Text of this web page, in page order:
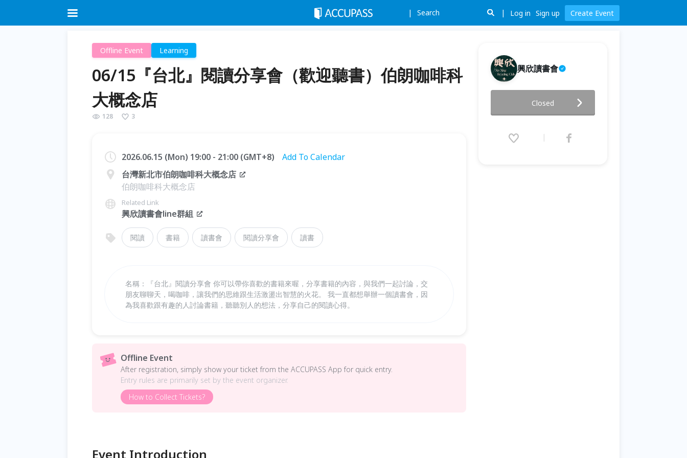
Search Log in Sign up Create Event
Offline Event Learning
06/15『台北』閱讀分享會（歡迎聽書）伯朗咖啡科
大概念店
128 3
2026.06.15 (Mon) 19:00 - 21:00 (GMT+8)
Add To Calendar
台灣新北市伯朗咖啡科大概念店
伯朗咖啡科大概念店
Related Link
興欣讀書會line群組
閱讀 書籍 讀書會 閱讀分享會 讀書
名稱：『台北』閱讀分享會 你可以帶你喜歡的書籍來喔，分享書籍的內容，與我們一起討論，交
朋友聊聊天，喝咖啡，讓我們的思維跟生活激盪出智慧的火花。 我一直都想舉辦一個讀書會，因
為我喜歡跟有趣的人討論書籍，聽聽別人的想法，分享自己的閱讀心得。
Offline Event
After registration, simply show your ticket from the ACCUPASS App for quick entry.
Entry rules are primarily set by the event organizer.
How to Collect Tickets?
Event Introduction
興欣讀書會
迎聽書）伯朗咖啡科大概念店
2026.06.15 (Mon) 19:00 - 21:00
Closed